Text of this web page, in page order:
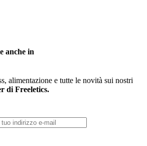
anche in
alimentazione e tutte le novità sui nostri
di Freeletics.